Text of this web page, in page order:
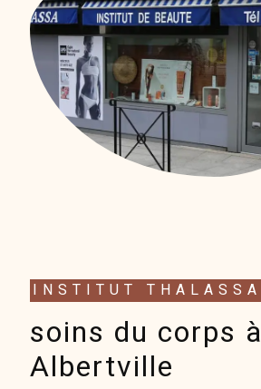
INSTITUT THALASSA
soins du corps à
Albertville